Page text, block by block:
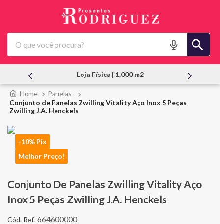
O que você procura?
Atendimento Pessoal
Panelas
Conjunto de Panelas Zwilling Vitality Aço Inox 5 Peças
Zwilling J.A. Henckels
-10% Pix
Melhor Preço!
Conjunto De Panelas Zwilling Vitality Aço
Inox 5 Peças Zwilling J.A. Henckels
664600000